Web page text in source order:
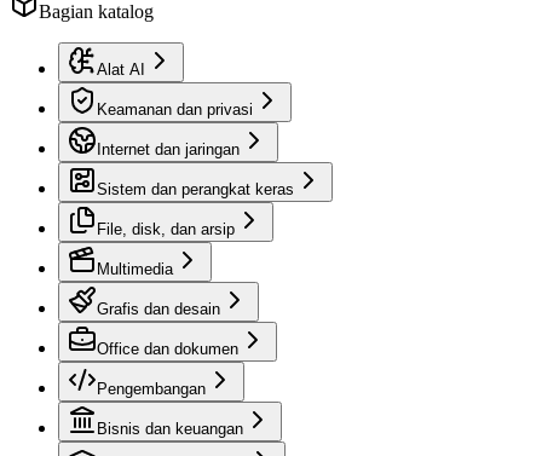
Bagian katalog
Alat AI
Keamanan dan privasi
Internet dan jaringan
Sistem dan perangkat keras
File, disk, dan arsip
Multimedia
Grafis dan desain
Office dan dokumen
Pengembangan
Bisnis dan keuangan